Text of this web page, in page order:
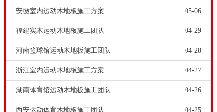
工程商和甲方，尽量去找专业的运动木地板厂家和品
牌，篮球木地板价格-西安体育运动木地板施工团队，不
运动地板的存在，因为运动地板和我们家里铺的地板大
不一样，在所有体育活动中起到了决定性的作用，不仅
要的。选择一家专业可信的羽毛球馆木地板是非常重要
安徽室内运动木地板施工方案 05-06
福建实木运动木地板施工团队 04-29
河南篮球馆运动木地板施工团队 04-28
浙江室内运动木地板施工方案 04-27
湖南体育馆运动木地板施工团队 04-26
西安运动体育木地板施工团队 04-25